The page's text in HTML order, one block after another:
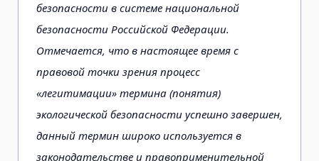
безопасности в системе национальной
безопасности Российской Федерации.
Отмечается, что в настоящее время с
правовой точки зрения процесс
«легитимации» термина (понятия)
экологической безопасности успешно завершен,
данный термин широко используется в
законодательстве и правоприменительной